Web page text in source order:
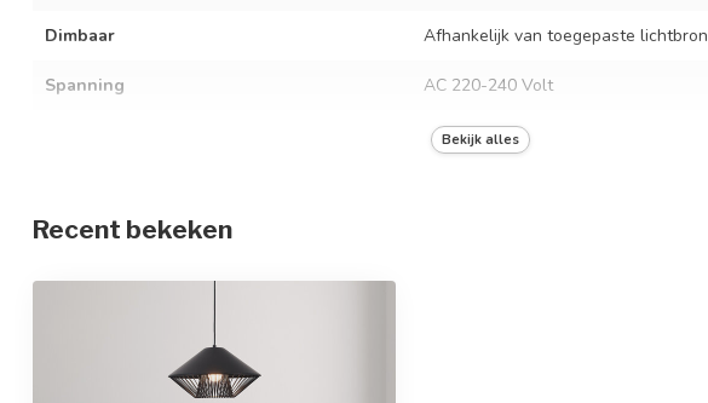
Dimbaar Afhankelijk van toegepaste lichtbron
Spanning AC 220-240 Volt
50/60 Hz
Materiaal
Afmetingen
In hoogte verstelbaar
Beschermingsgraad
Bekijk alles
Recent bekeken